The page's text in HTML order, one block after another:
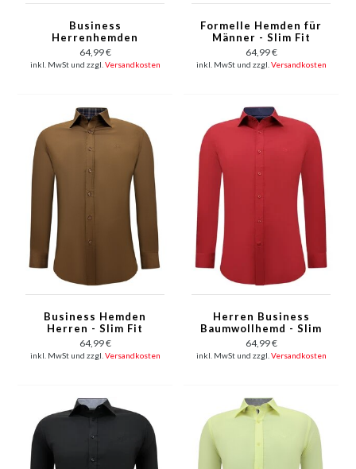
Business
Herrenhemden
Langarm - Slim Fit
Bluse Stretch - Blau
64,99 €
inkl. MwSt und zzgl. Versandkosten
Formelle Hemden für
Männer - Slim Fit
Bluse Stretch - Grün
64,99 €
inkl. MwSt und zzgl. Versandkosten
Business Hemden
Herren - Slim Fit
Bluse Stretch
64,99 €
inkl. MwSt und zzgl. Versandkosten
Herren Business
Baumwollhemd - Slim
Fit Bluse Stretch -Rot
64,99 €
inkl. MwSt und zzgl. Versandkosten